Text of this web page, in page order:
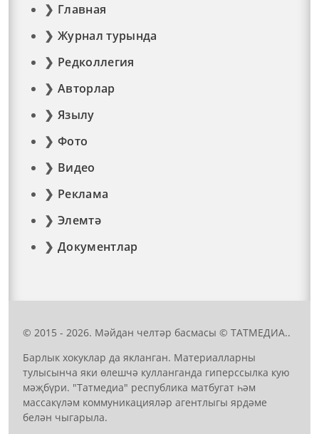
Главная
Журнал турында
Редколлегия
Авторлар
Язылу
Фото
Видео
Реклама
Элемтә
Документлар
© 2015 - 2026. Мәйдан челтәр басмасы © ТАТМЕДИА..
Барлык хокуклар да якланган. Материалларны
тулысынча яки өлешчә кулланганда гиперссылка кую
мәҗбүри. "Татмедиа" республика матбугат һәм
массакүләм коммуникацияләр агентлыгы ярдәме
белән чыгарыла.